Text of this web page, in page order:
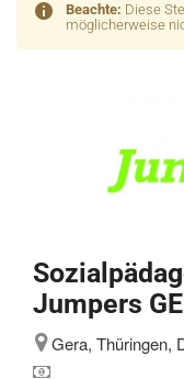
Beachte: Diese
möglicherweise
Jumpers
Gera, Thüringen,